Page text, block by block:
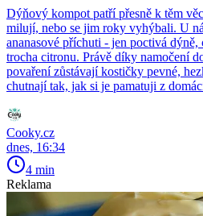
Dýňový kompot patří přesně k těm
milují, nebo se jim roky vyhýbali. U
ananasové příchuti - jen poctivá dýně,
trocha citronu. Právě díky namočení
povaření zůstávají kostičky pevné,
chutnají tak, jak si je pamatuji z
Cooky.cz
dnes, 16:34
4 min
Reklama